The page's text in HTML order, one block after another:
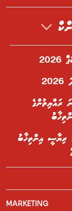
ވަނަ ރައްޔިތުންގެ
2023 ރިޔާސީ އިންތިޚާބު
MARKETING